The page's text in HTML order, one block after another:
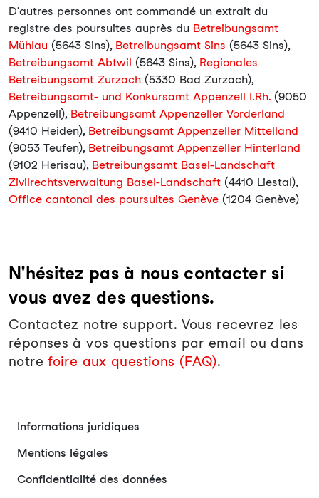
D'autres personnes ont commandé un extrait du
registre des poursuites auprès du Betreibungsamt
Mühlau (5643 Sins), Betreibungsamt Sins (5643 Sins),
Betreibungsamt Abtwil (5643 Sins), Regionales
Betreibungsamt Zurzach (5330 Bad Zurzach),
Betreibungsamt- und Konkursamt Appenzell I.Rh. (9050
Appenzell), Betreibungsamt Appenzeller Vorderland
(9410 Heiden), Betreibungsamt Appenzeller Mittelland
(9053 Teufen), Betreibungsamt Appenzeller Hinterland
(9102 Herisau), Betreibungsamt Basel-Landschaft
Zivilrechtsverwaltung Basel-Landschaft (4410 Liestal),
Office cantonal des poursuites Genève (1204 Genève)
N'hésitez pas à nous contacter si
vous avez des questions.
Contactez notre support. Vous recevrez les
réponses à vos questions par email ou dans
notrefoire aux questions (FAQ).
Informations juridiques
Mentions légales
Confidentialité des données